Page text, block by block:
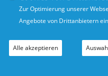
Zur Optimierung unserer
Angebote von Drittanbietern
Alle akzeptieren